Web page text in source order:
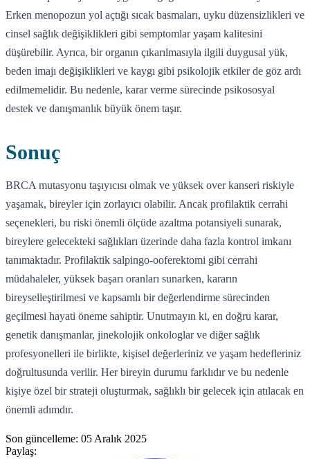
Erken menopozun yol açtığı sıcak basmaları, uyku düzensizlikleri ve
cinsel sağlık değişiklikleri gibi semptomlar yaşam kalitesini
düşürebilir. Ayrıca, bir organın çıkarılmasıyla ilgili duygusal yük,
beden imajı değişiklikleri ve kaygı gibi psikolojik etkiler de göz ardı
edilmemelidir. Bu nedenle, karar verme sürecinde psikososyal
destek ve danışmanlık büyük önem taşır.
Sonuç
BRCA mutasyonu taşıyıcısı olmak ve yüksek over kanseri riskiyle
yaşamak, bireyler için zorlayıcı olabilir. Ancak profilaktik cerrahi
seçenekleri, bu riski önemli ölçüde azaltma potansiyeli sunarak,
bireylere gelecekteki sağlıkları üzerinde daha fazla kontrol imkanı
tanımaktadır. Profilaktik salpingo-ooferektomi gibi cerrahi
müdahaleler, yüksek başarı oranları sunarken, kararın
bireyselleştirilmesi ve kapsamlı bir değerlendirme sürecinden
geçilmesi hayati öneme sahiptir. Unutmayın ki, en doğru karar,
genetik danışmanlar, jinekolojik onkologlar ve diğer sağlık
profesyonelleri ile birlikte, kişisel değerleriniz ve yaşam hedefleriniz
doğrultusunda verilir. Her bireyin durumu farklıdır ve bu nedenle
kişiye özel bir strateji oluşturmak, sağlıklı bir gelecek için atılacak en
önemli adımdır.
Son güncelleme: 05 Aralık 2025
Paylaş: